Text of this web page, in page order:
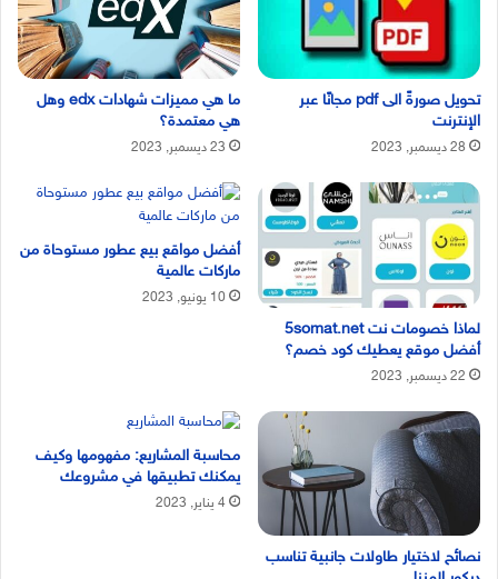
تحويل صورةً الى pdf مجانًا عبر
الإنترنت
28 ديسمبر, 2023
ما هي مميزات شهادات edx وهل
هي معتمدة؟
23 ديسمبر, 2023
لماذا خصومات نت 5somat.net
أفضل موقع يعطيك كود خصم؟
22 ديسمبر, 2023
أفضل مواقع بيع عطور مستوحاة من
ماركات عالمية
10 يونيو, 2023
نصائح لاختيار طاولات جانبية تناسب
محاسبة المشاريع: مفهومها وكيف
يمكنك تطبيقها في مشروعك
4 يناير, 2023